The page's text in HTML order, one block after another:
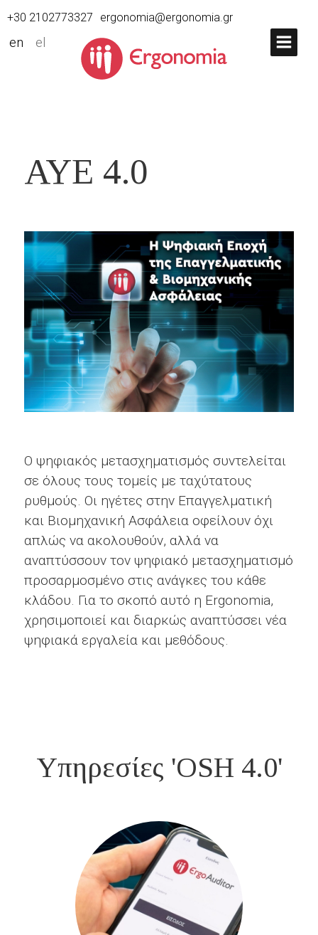
+30 2102773327 ergonomia@ergonomia.gr
en el
ΑΥΕ 4.0
Ο ψηφιακός μετασχηματισμός συντελείται
σε όλους τους τομείς με ταχύτατους
ρυθμούς. Οι ηγέτες στην Επαγγελματική
και Βιομηχανική Ασφάλεια οφείλουν όχι
απλώς να ακολουθούν, αλλά να
αναπτύσσουν τον ψηφιακό μετασχηματισμό
προσαρμοσμένο στις ανάγκες του κάθε
κλάδου. Για το σκοπό αυτό η Ergonomia,
χρησιμοποιεί και διαρκώς αναπτύσσει νέα
ψηφιακά εργαλεία και μεθόδους.
Υπηρεσίες 'OSH 4.0'